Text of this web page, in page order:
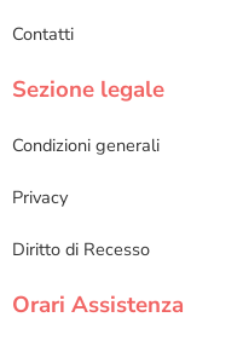
Contatti
Sezione legale
Condizioni generali
Privacy
Diritto di Recesso
Orari Assistenza